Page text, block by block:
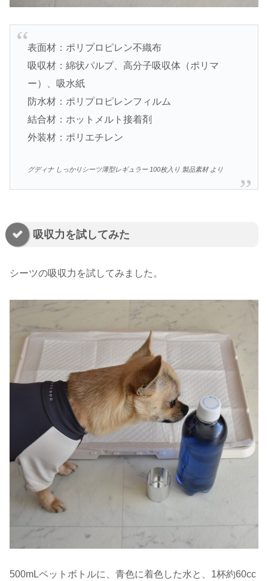
表面材：ポリプロピレン不織布
吸収材：綿状パルプ、高分子吸収体（ポリマ
ー）、吸水紙
防水材：ポリプロピレンフィルム
結合材：ホットメルト接着剤
外装材：ポリエチレン
グディナ しっかりシーツ薄型レギュラー 100枚入り 製品素材 より
吸収力を試してみた
シーツの吸収力を試してみました。
500mLペットボトルに、青色に着色した水と、1杯約60cc